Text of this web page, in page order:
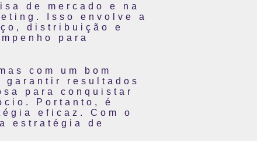
de mercado e na
Isso envolve a
distribuição e
para
com um bom
garantir resultados
para conquistar
Portanto, é
eficaz. Com o
estratégia de